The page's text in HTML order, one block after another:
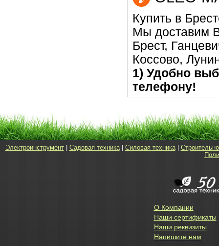
Купить в
Мы доставим
Брест,
Коссово,
1) Удобно
телефону!
Электроинструмент| Садовая техника| Силовая техника|
О Компании
Наши сертификаты
Наши реквизиты
Напишите нам